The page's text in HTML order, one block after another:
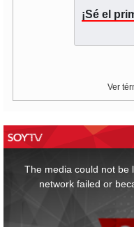
¡Sé el
Ver
The media could not be
network failed or